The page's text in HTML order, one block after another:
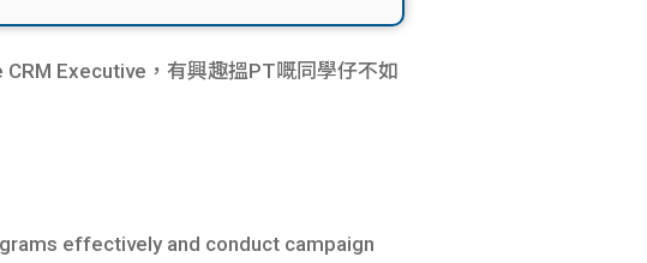
Executive，有興趣搵PT嘅同學仔不如
effectively and conduct campaign